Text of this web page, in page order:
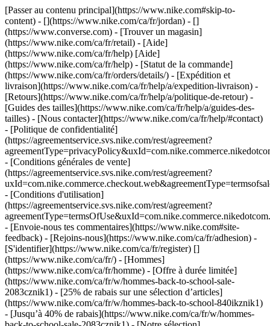
[Passer au contenu principal](https://www.nike.com#skip-to-
content) - [](https://www.nike.com/ca/fr/jordan) - []
(https://www.converse.com) - [Trouver un magasin]
(https://www.nike.com/ca/fr/retail) - [Aide]
(https://www.nike.com/ca/fr/help) [Aide]
(https://www.nike.com/ca/fr/help) - [Statut de la commande]
(https://www.nike.com/ca/fr/orders/details/) - [Expédition et
livraison](https://www.nike.com/ca/fr/help/a/expedition-livraison) -
[Retours](https://www.nike.com/ca/fr/help/a/politique-de-retour) -
[Guides des tailles](https://www.nike.com/ca/fr/help/a/guides-des-
tailles) - [Nous contacter](https://www.nike.com/ca/fr/help/#contact)
- [Politique de confidentialité]
(https://agreementservice.svs.nike.com/rest/agreement?
- [Conditions générales de vente]
(https://agreementservice.svs.nike.com/rest/agreement?
- [Conditions d'utilisation]
(https://agreementservice.svs.nike.com/rest/agreement?
- [Envoie-nous tes commentaires](https://www.nike.com#site-
feedback) - [Rejoins-nous](https://www.nike.com/ca/fr/adhesion) -
[S'identifier](https://www.nike.com/ca/fr/register) []
(https://www.nike.com/ca/fr/) - [Hommes]
(https://www.nike.com/ca/fr/homme) - [Offre à durée limitée]
(https://www.nike.com/ca/fr/w/hommes-back-to-school-sale-
2083cznik1) - [25% de rabais sur une sélection d’articles]
(https://www.nike.com/ca/fr/w/hommes-back-to-school-840ikznik1)
- [Jusqu’à 40% de rabais](https://www.nike.com/ca/fr/w/hommes-